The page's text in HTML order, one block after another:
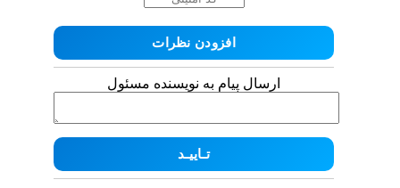
ارسال پیام به نویسنده مسئول